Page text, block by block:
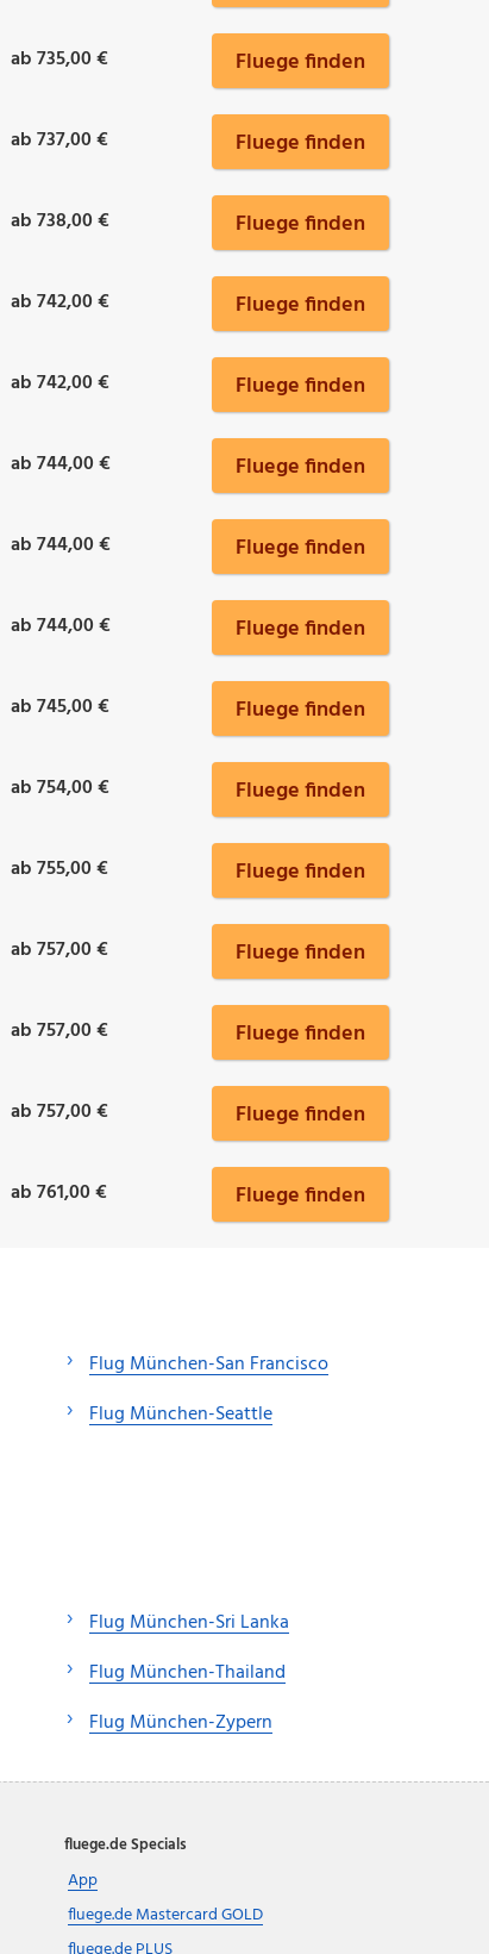
ab 735,00 € Fluege finden
ab 737,00 € Fluege finden
ab 738,00 € Fluege finden
ab 742,00 € Fluege finden
ab 742,00 € Fluege finden
ab 744,00 € Fluege finden
ab 744,00 € Fluege finden
ab 744,00 € Fluege finden
ab 745,00 € Fluege finden
ab 754,00 € Fluege finden
ab 755,00 € Fluege finden
ab 757,00 € Fluege finden
ab 757,00 € Fluege finden
ab 757,00 € Fluege finden
ab 761,00 € Fluege finden
Flug München-San Francisco
Flug München-Seattle
Flug München-Sri Lanka
Flug München-Thailand
Flug München-Zypern